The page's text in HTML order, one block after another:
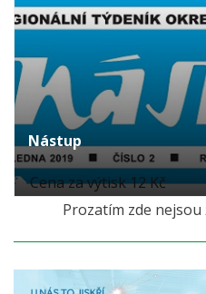
Nástup
Cena za výtisk 12 Kč
Prozatím zde